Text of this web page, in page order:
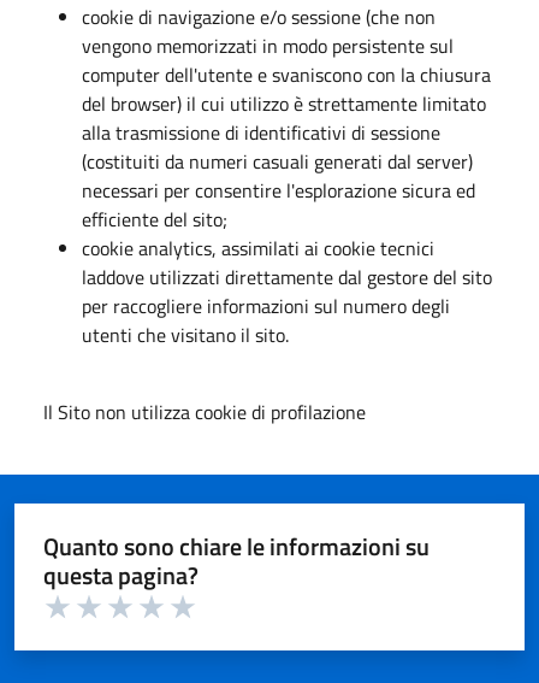
cookie di navigazione e/o sessione (che non
vengono memorizzati in modo persistente sul
computer dell'utente e svaniscono con la chiusura
del browser) il cui utilizzo è strettamente limitato
alla trasmissione di identificativi di sessione
(costituiti da numeri casuali generati dal server)
necessari per consentire l'esplorazione sicura ed
efficiente del sito;
cookie analytics, assimilati ai cookie tecnici
laddove utilizzati direttamente dal gestore del sito
per raccogliere informazioni sul numero degli
utenti che visitano il sito.
Il Sito non utilizza cookie di profilazione
Quanto sono chiare le informazioni su
questa pagina?